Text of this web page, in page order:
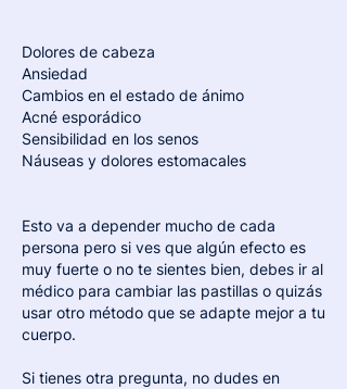
Dolores de cabeza
Ansiedad
Cambios en el estado de ánimo
Acné esporádico
Sensibilidad en los senos
Náuseas y dolores estomacales
Esto va a depender mucho de cada
persona pero si ves que algún efecto es
muy fuerte o no te sientes bien, debes ir al
médico para cambiar las pastillas o quizás
usar otro método que se adapte mejor a tu
cuerpo.
Si tienes otra pregunta, no dudes en